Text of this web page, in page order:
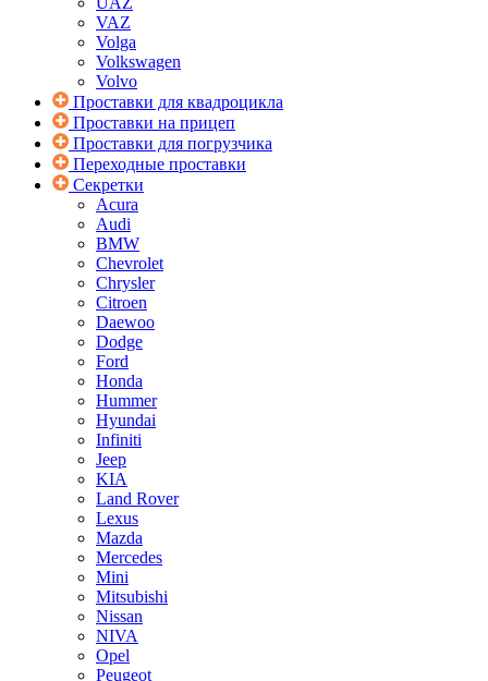
VAZ
Volga
Volkswagen
Volvo
Проставки для квадроцикла
Проставки на прицеп
Проставки для погрузчика
Переходные проставки
Секретки
Acura
Audi
BMW
Chevrolet
Chrysler
Citroen
Daewoo
Dodge
Ford
Honda
Hummer
Hyundai
Infiniti
Jeep
KIA
Land Rover
Lexus
Mazda
Mercedes
Mini
Mitsubishi
Nissan
NIVA
Opel
Peugeot